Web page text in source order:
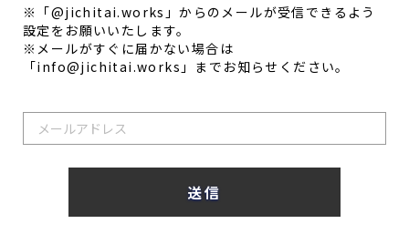
※「@jichitai.works」からのメールが受信できるよう
設定をお願いいたします。
※メールがすぐに届かない場合は
「info@jichitai.works」までお知らせください。